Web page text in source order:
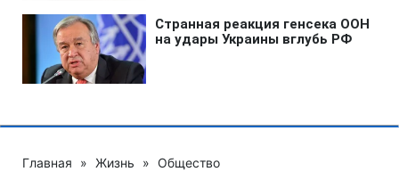
Главная » Жизнь » Общество